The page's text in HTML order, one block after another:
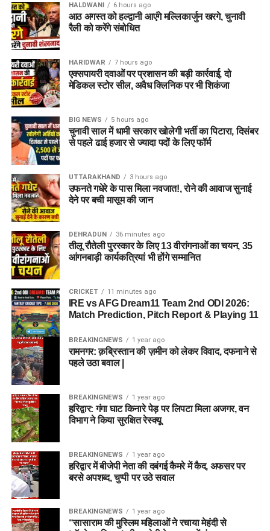
HALDWANI 6 hours ago
आठ अगस्त को हल्द्वानी आएंगे मल्लिकार्जुन खरगे, चुनावी
रैली को करेंगे संबोधित
HARIDWAR 7 hours ago
एक्सपायरी दवाओं पर प्रशासन की बड़ी कार्रवाई, दो
मेडिकल स्टोर सील, अवैध क्लिनिक पर भी शिकंजा
BIG NEWS 5 hours ago
चुनावी साल में धामी सरकार खोलेगी भर्ती का पिटारा, दिसंबर
से पहले ढाई हजार से ज्यादा पदों के लिए फॉर्म
UTTARAKHAND 3 hours ago
उफनते गधेरे के पास मिला नवजात!, रोने की आवाज सुनाई
देने पर बची मासूम की जान
DEHRADUN 36 minutes ago
तीलू रौतेली पुरस्कार के लिए 13 वीरांगनाओं का चयन, 35
आंगनबाड़ी कार्यकत्रियां भी होंगे सम्मानित
CRICKET 11 minutes ago
IRE vs AFG Dream11 Team 2nd ODI 2026:
Match Prediction, Pitch Report & Playing 11
BREAKINGNEWS 1 year ago
रामनगर: क़ब्रिस्तान की ज़मीन को लेकर विवाद, दफनाने से
पहले उठा बवाल |
BREAKINGNEWS 1 year ago
हरिद्वार: गंगा घाट किनारे पेड़ पर लिपटा मिला अजगर, वन
विभाग ने किया सुरक्षित रेस्क्यू
BREAKINGNEWS 1 year ago
हरिद्वार में बीजेपी नेता की दबंगई कैमरे में कैद, अफसर पर
बरसे अपशब्द, चुप्पी पर उठे सवाल
BREAKINGNEWS 1 year ago
“सासाराम की मुस्लिम महिलाओं ने रचाया मेहंदी से